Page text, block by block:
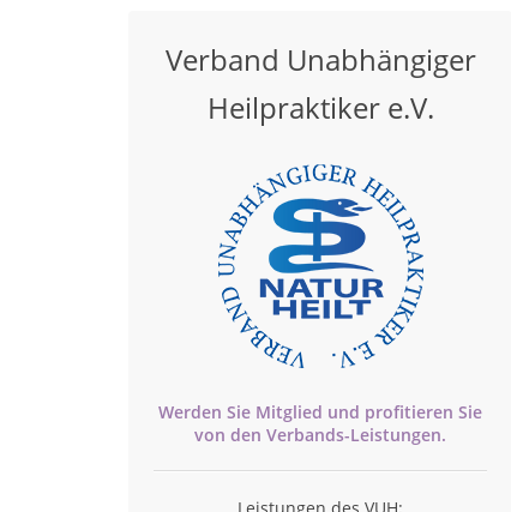
Verband Unabhängiger
Heilpraktiker e.V.
Werden Sie Mitglied und profitieren Sie
von den Verbands-Leistungen.